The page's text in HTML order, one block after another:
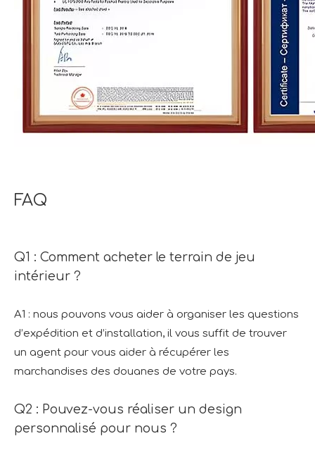
FAQ
Q1 : Comment acheter le terrain de jeu
intérieur ?
A1 : nous pouvons vous aider à organiser les questions
d’expédition et d’installation, il vous suffit de trouver
un agent pour vous aider à récupérer les
marchandises des douanes de votre pays.
Q2 : Pouvez-vous réaliser un design
personnalisé pour nous ?